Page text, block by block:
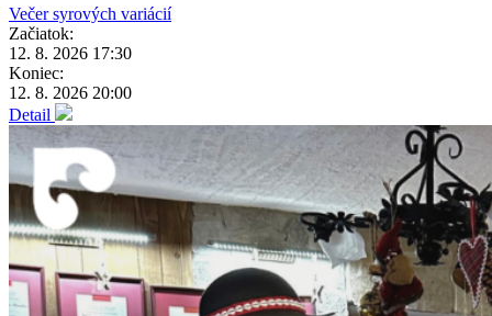
Večer syrových variácií
Začiatok:
12. 8. 2026 17:30
Koniec:
12. 8. 2026 20:00
Detail